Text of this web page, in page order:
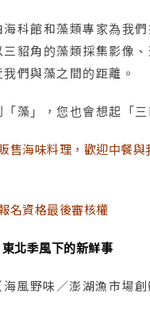
科館和藻類專家為我們
貂角的藻類採集影像、
們與藻之間的距離。
藻」，您也會想起「三
售海味料理，歡迎中餐與
名資格最後審核權
北季風下的新鮮事
風野味／澎湖漁市場創